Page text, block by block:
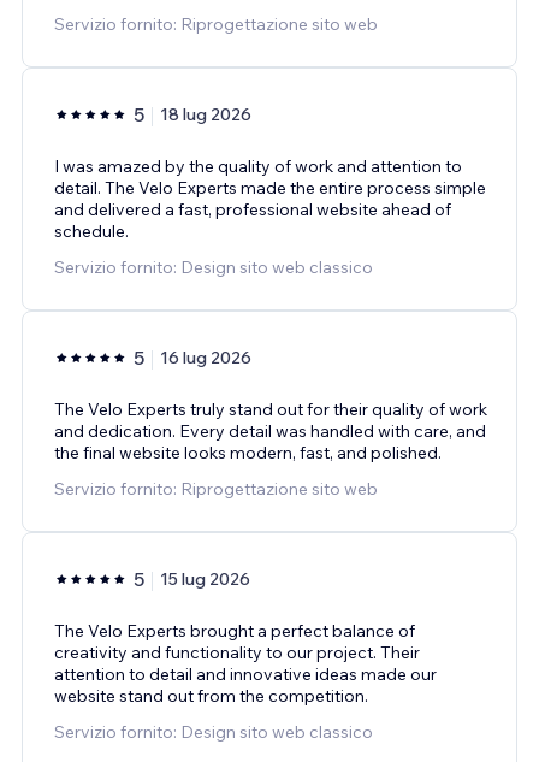
Servizio fornito: Riprogettazione sito web
5 18 lug 2026
I was amazed by the quality of work and attention to
detail. The Velo Experts made the entire process simple
and delivered a fast, professional website ahead of
schedule.
Servizio fornito: Design sito web classico
5 16 lug 2026
The Velo Experts truly stand out for their quality of work
and dedication. Every detail was handled with care, and
the final website looks modern, fast, and polished.
Servizio fornito: Riprogettazione sito web
5 15 lug 2026
The Velo Experts brought a perfect balance of
creativity and functionality to our project. Their
attention to detail and innovative ideas made our
website stand out from the competition.
Servizio fornito: Design sito web classico